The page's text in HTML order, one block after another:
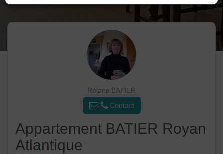
Réjane BATIER
Contact
Appartement BATIER Royan
Atlantique